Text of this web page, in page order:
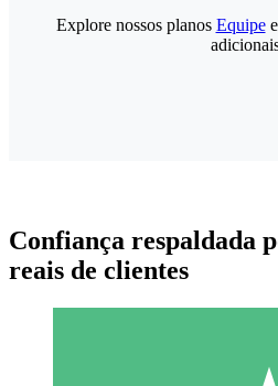
Explore nossos planos Equipee
Confiança respaldada
reais de clientes